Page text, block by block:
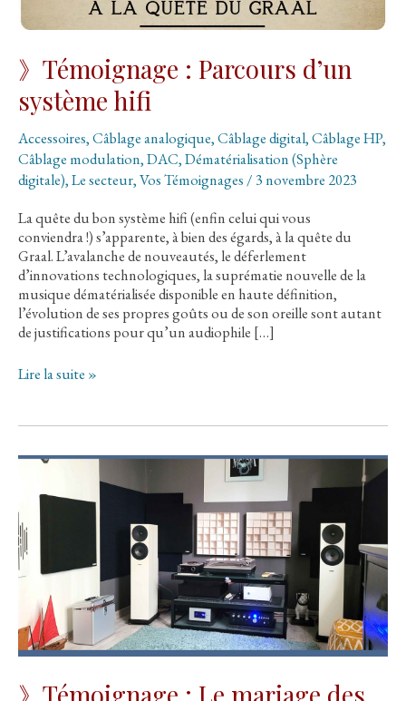
》Témoignage : Parcours d’un
système hifi
Accessoires,Câblage analogique,Câblage digital,Câblage HP,
Câblage modulation,DAC,Dématérialisation (Sphère
digitale),Le secteur,Vos Témoignages / 3 novembre 2023
La quête du bon système hifi (enfin celui qui vous
conviendra !) s’apparente, à bien des égards, à la quête du
Graal. L’avalanche de nouveautés, le déferlement
d’innovations technologiques, la suprématie nouvelle de la
musique dématérialisée disponible en haute définition,
l’évolution de ses propres goûts ou de son oreille sont autant
de justifications pour qu’un audiophile […]
》
Parcours
système
Lire la suite »